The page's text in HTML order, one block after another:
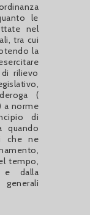
le
nel
tra cui
la
rilievo
(
a norme
di
quando
che ne
tempo,
e dalla